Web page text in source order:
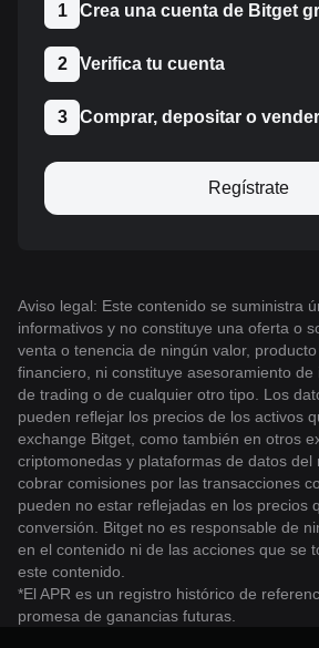
1 Crea una cuenta de Bitget
2 Verifica tu cuenta
3 Comprar, depositar o
Regístrate
Aviso legal: Este contenido se suministra
informativos y no constituye una oferta o
venta o tenencia de ningún valor,
financiero, ni constituye asesoramiento de
de trading o de cualquier otro tipo. Los
pueden reflejar los precios de los activos
exchange Bitget, como también en otros
criptomonedas y plataformas de datos del
cobrar comisiones por las transacciones
pueden no estar reflejadas en los precios
conversión. Bitget no es responsable de
en el contenido ni de las acciones que se
este contenido.
*El APR es un registro histórico de
promesa de ganancias futuras.